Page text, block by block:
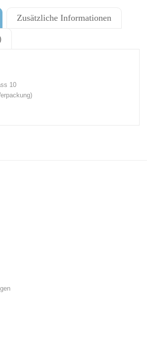
Zusätzliche Informationen
10